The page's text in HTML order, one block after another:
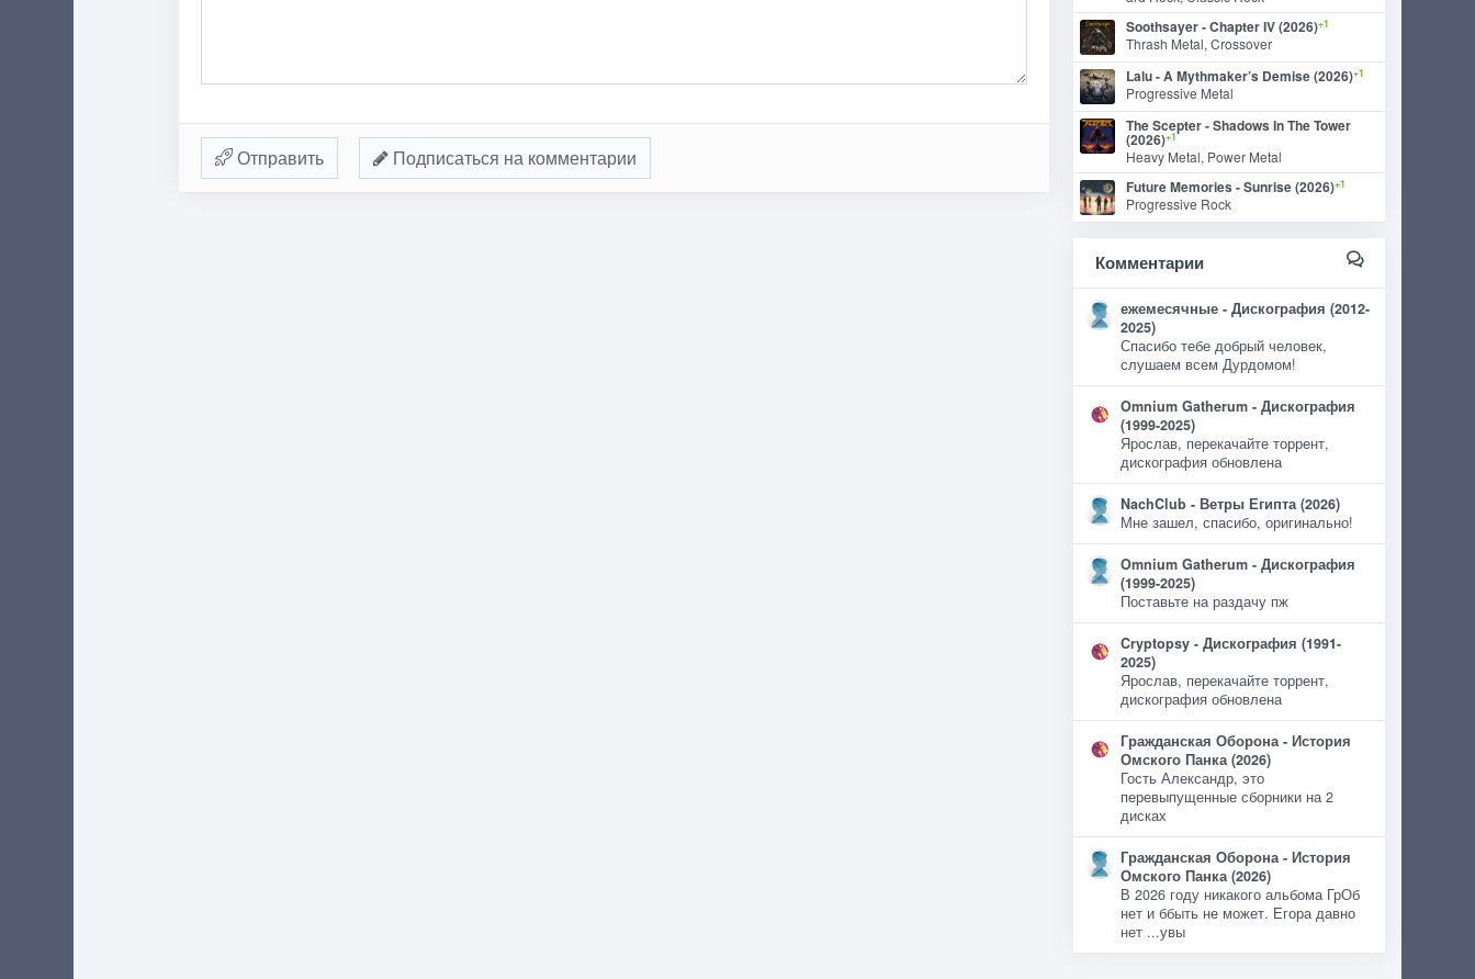
Отправить Подписаться на комментарии
Soothsayer - Chapter IV (2026)+1
Thrash Metal, Crossover
Lalu - A Mythmaker’s Demise (2026)+1
Progressive Metal
The Scepter - Shadows In The Tower
(2026)+1
Heavy Metal, Power Metal
Future Memories - Sunrise (2026)+1
Progressive Rock
Комментарии
ежемесячные - Дискография (2012-
2025)
Спасибо тебе добрый человек,
слушаем всем Дурдомом!
Omnium Gatherum - Дискография
(1999-2025)
Ярослав, перекачайте торрент,
дискография обновлена
NachClub - Ветры Египта (2026)
Мне зашел, спасибо, оригинально!
Omnium Gatherum - Дискография
(1999-2025)
Поставьте на раздачу пж
Cryptopsy - Дискография (1991-
2025)
Ярослав, перекачайте торрент,
дискография обновлена
Гражданская Оборона - История
Омского Панка (2026)
Гость Александр, это
перевыпущенные сборники на 2
дисках
Гражданская Оборона - История
Омского Панка (2026)
В 2026 году никакого альбома ГрОб
нет и ббыть не может. Егора давно
нет ...увы